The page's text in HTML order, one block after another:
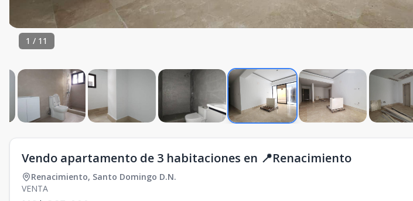
1 / 11
Vendo apartamento de 3 habitaciones en 📍Renacimiento
Renacimiento, Santo Domingo D.N.
VENTA